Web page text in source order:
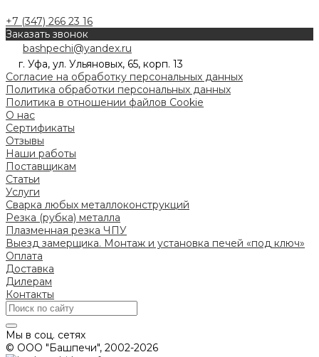
+7 (347) 266 23 16
Заказать звонок
bashpechi@yandex.ru
г. Уфа, ул. Ульяновых, 65, корп. 13
Согласие на обработку персональных данных
Политика обработки персональных данных
Политика в отношении файлов Cookie
О нас
Сертификаты
Отзывы
Наши работы
Поставщикам
Статьи
Услуги
Сварка любых металлоконструкций
Резка (рубка) металла
Плазменная резка ЧПУ
Выезд замерщика. Монтаж и установка печей «под ключ»
Оплата
Доставка
Дилерам
Контакты
Мы в соц. сетях
© ООО "Башпечи", 2002-2026